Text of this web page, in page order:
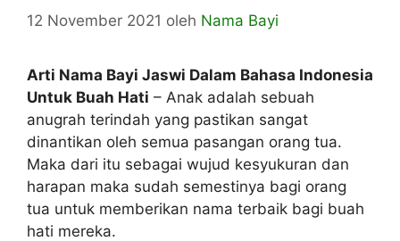
12 November 2021 oleh Nama Bayi
Arti Nama Bayi Jaswi Dalam Bahasa Indonesia
Untuk Buah Hati – Anak adalah sebuah
anugrah terindah yang pastikan sangat
dinantikan oleh semua pasangan orang tua.
Maka dari itu sebagai wujud kesyukuran dan
harapan maka sudah semestinya bagi orang
tua untuk memberikan nama terbaik bagi buah
hati mereka.